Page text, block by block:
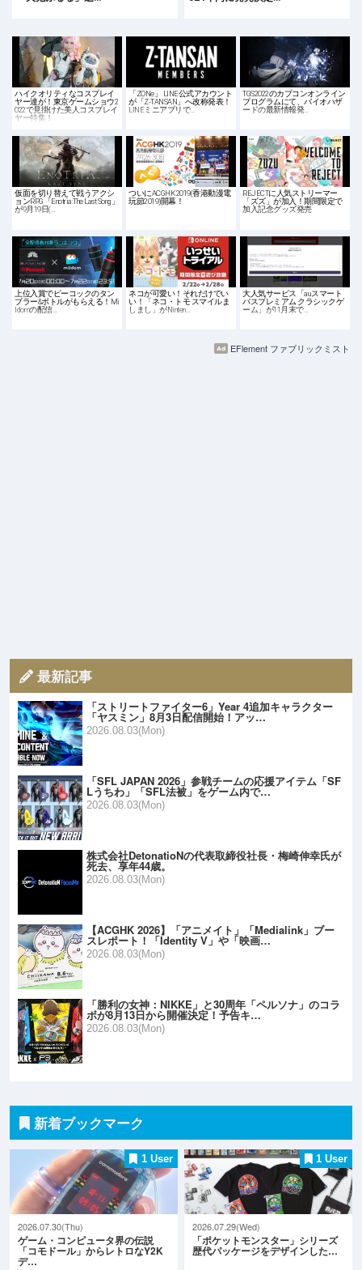
ハイクオリティなコスプレイ
ヤー達が！東京ゲームショウ2
022で見掛けた美人コスプレイ
ヤー特集！
「ZONe」 LINE公式アカウント
が「Z-TANSAN」へ改称発表！
LINEミニアプリで…
TGS2022のカプコンオンライン
プログラムにて、バイオハザ
ードの最新情報発…
仮面を切り替えて戦うアクシ
ョンRPG「Enotria:The Last Song」
が9月19日(…
ついにACGHK 2019(香港動漫電
玩節2019)開幕！
REJECTに人気ストリーマー
「ズズ」が加入！期間限定で
加入記念グッズ発売
上位入賞でピーコックのタン
ブラー&ボトルがもらえる！Mi
ldomの配信…
ネコが可愛い！それだけでい
い！「ネコ・トモ スマイルま
しまし」がNinten…
大人気サービス「auスマート
パスプレミアム クラシックゲ
ーム」が11月末で…
EFlement ファブリックミスト
最新記事
「ストリートファイター6」Year 4追加キャラクター
「ヤスミン」8月3日配信開始！アッ…
2026.08.03(Mon)
「SFL JAPAN 2026」参戦チームの応援アイテム「SF
Lうちわ」「SFL法被」をゲーム内で…
2026.08.03(Mon)
株式会社DetonatioNの代表取締役社長・梅崎伸幸氏が
死去、享年44歳。
2026.08.03(Mon)
【ACGHK 2026】「アニメイト」「Medialink」ブー
スレポート！「Identity V」や「映画…
2026.08.03(Mon)
「勝利の女神：NIKKE」と30周年「ペルソナ」のコラ
ボが8月13日から開催決定！予告キ…
2026.08.03(Mon)
新着ブックマーク
1 User
2026.07.30(Thu)
ゲーム・コンピュータ界の伝説
「コモドール」からレトロなY2K
デ…
1 User
2026.07.29(Wed)
「ポケットモンスター」シリーズ
歴代パッケージをデザインした…